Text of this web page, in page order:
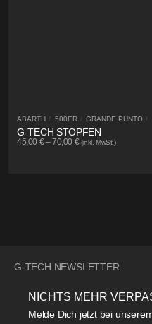
ABARTH / 500ER / GRANDE PUNTO /
G-TECH STOPFEN
45,00 €–70,00 € (inkl. MwSt.)
G-TECH NEWSLETTER
NICHTS MEHR
Melde Dich jetzt bei